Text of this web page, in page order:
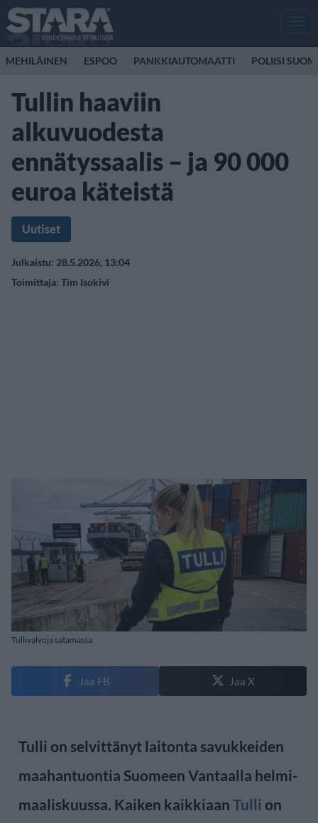
MEHILÄINEN ESPOO PANKKIAUTOMAATTI POLIISI
Tullin haaviin
alkuvuodesta
ennätyssaalis – ja 90 000
euroa käteistä
Uutiset
Julkaistu: 28.5.2026, 13:04
Toimittaja: Tim Isokivi
Tullivalvoja satamassa.
Jaa FB Jaa X
Tulli on selvittänyt laitonta savukkeiden
maahantuontia Suomeen Vantaalla helmi-
maaliskuussa. Kaiken kaikkiaan Tulli on